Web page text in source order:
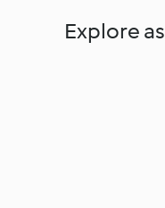
Explore